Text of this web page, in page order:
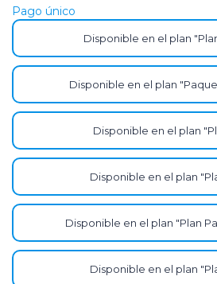
Pago único
Disponible en el plan
Disponible en el plan
Disponible en el plan
Disponible en el plan
Disponible en el plan "Plan
Disponible en el plan